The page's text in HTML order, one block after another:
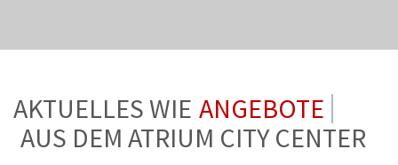
AKTUELLES WIE ANGEBOTE
AUS DEM ATRIUM CITY CENTER